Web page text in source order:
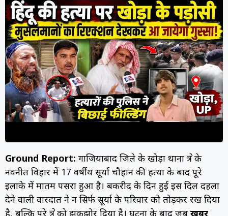
Ground Report: गाजियाबाद जिले के खोड़ा थाना क्षेत्र के
नवनीत विहार में 17 वर्षीय सूर्या चौहान की हत्या के बाद पूरे
इलाके में मातम पसरा हुआ है। बकरीद के दिन हुई इस दिल दहला
देने वाली वारदात ने न सिर्फ सूर्या के परिवार को तोड़कर रख दिया